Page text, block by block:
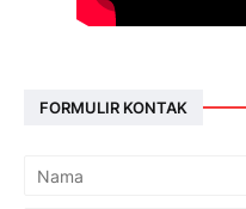
FORMULIR KONTAK